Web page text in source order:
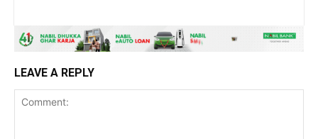
LEAVE A REPLY